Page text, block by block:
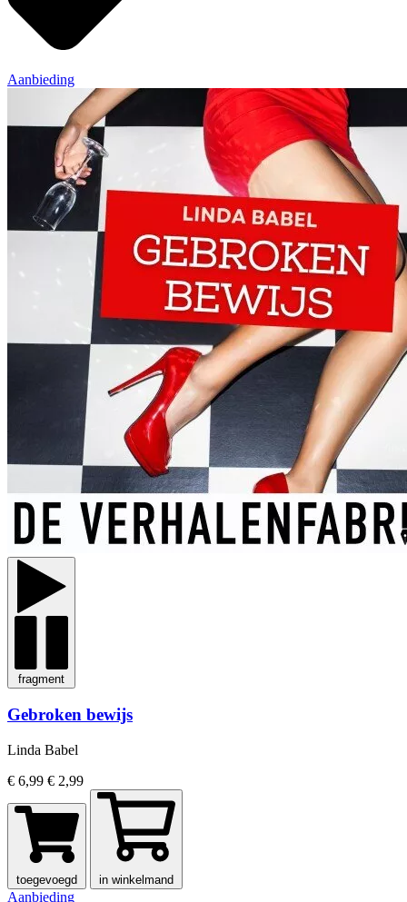
Aanbieding
fragment
Gebroken bewijs
Linda Babel
€ 6,99 € 2,99
toegevoegd in winkelmand
Aanbieding